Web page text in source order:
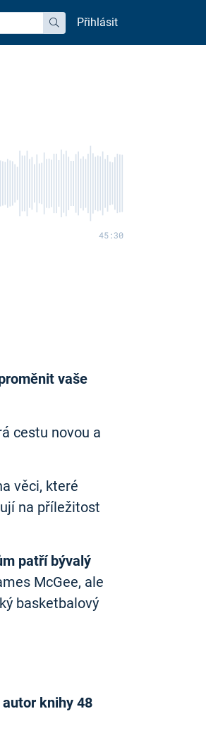
hledat
Přihlásit
45:30
vaše
cestu novou a
věci, které
na příležitost
patří bývalý
McGee, ale
basketbalový
autor knihy 48